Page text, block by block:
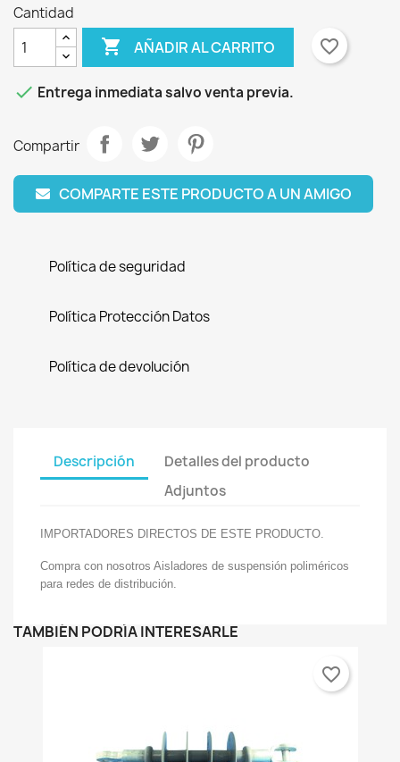
Cantidad
 AÑADIR AL CARRITO favorite_border
 Entrega inmediata salvo venta previa.
Compartir
COMPARTE ESTE PRODUCTO A UN AMIGO
Política de seguridad
Política Protección Datos
Política de devolución
Descripción
Detalles del producto
Adjuntos
IMPORTADORES DIRECTOS DE ESTE PRODUCTO.
Compra con nosotros Aisladores de suspensión poliméricos
para redes de distribución.
TAMBIÉN PODRÍA INTERESARLE
favorite_border